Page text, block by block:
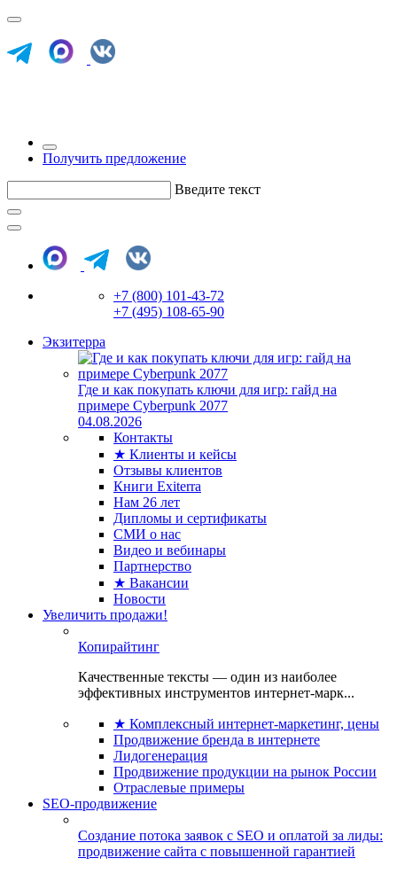
Получить предложение
Введите текст
+7 (800) 101-43-72
+7 (495) 108-65-90
Экзитерра
Где и как покупать ключи для игр: гайд на
примере Cyberpunk 2077
04.08.2026
Контакты
★ Клиенты и кейсы
Отзывы клиентов
Книги Exiterra
Нам 26 лет
Дипломы и сертификаты
СМИ о нас
Видео и вебинары
Партнерство
★ Вакансии
Новости
Увеличить продажи!
Копирайтинг
Качественные тексты — один из наиболее
эффективных инструментов интернет-марк...
★ Комплексный интернет-маркетинг, цены
Продвижение бренда в интернете
Лидогенерация
Продвижение продукции на рынок России
Отраслевые примеры
SEO-продвижение
Создание потока заявок с SEO и оплатой за лиды:
продвижение сайта с повышенной гарантией